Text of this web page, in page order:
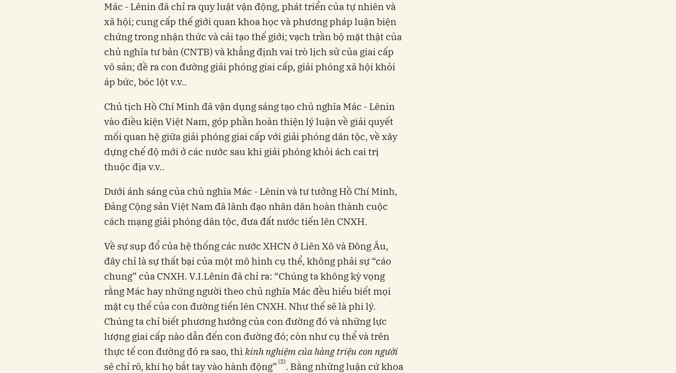
Mác - Lênin đã chỉ ra quy luật vận động, phát triển của tự nhiên và
xã hội; cung cấp thế giới quan khoa học và phương pháp luận biện
chứng trong nhận thức và cải tạo thế giới; vạch trần bộ mặt thật của
chủ nghĩa tư bản (CNTB) và khẳng định vai trò lịch sử của giai cấp
vô sản; đề ra con đường giải phóng giai cấp, giải phóng xã hội khỏi
áp bức, bóc lột v.v..
Chủ tịch Hồ Chí Minh đã vận dụng sáng tạo chủ nghĩa Mác - Lênin
vào điều kiện Việt Nam, góp phần hoàn thiện lý luận về giải quyết
mối quan hệ giữa giải phóng giai cấp với giải phóng dân tộc, về xây
dựng chế độ mới ở các nước sau khi giải phóng khỏi ách cai trị
thuộc địa v.v..
Dưới ánh sáng của chủ nghĩa Mác - Lênin và tư tưởng Hồ Chí Minh,
Đảng Cộng sản Việt Nam đã lãnh đạo nhân dân hoàn thành cuộc
cách mạng giải phóng dân tộc, đưa đất nước tiến lên CNXH.
Về sự sụp đổ của hệ thống các nước XHCN ở Liên Xô và Đông Âu,
đây chỉ là sự thất bại của một mô hình cụ thể, không phải sự “cáo
chung” của CNXH. V.I.Lênin đã chỉ ra: “Chúng ta không kỳ vọng
rằng Mác hay những người theo chủ nghĩa Mác đều hiểu biết mọi
mặt cụ thể của con đường tiến lên CNXH. Như thế sẽ là phi lý.
Chúng ta chỉ biết phương hướng của con đường đó và những lực
lượng giai cấp nào dẫn đến con đường đó; còn như cụ thể và trên
thực tế con đường đó ra sao, thìkinh nghiệm của hàng triệu con người
sẽ chỉ rõ, khi họ bắt tay vào hành động”(2). Bằng những luận cứ khoa